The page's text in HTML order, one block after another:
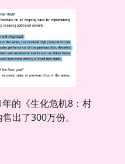
的《生化危机8：村
出了300万份。